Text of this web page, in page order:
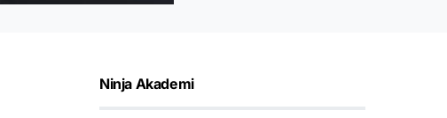
Ninja Akademi